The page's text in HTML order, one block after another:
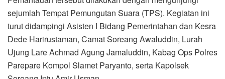
sejumlah Tempat Pemungutan Suara (TPS). Kegiatan ini
turut didampingi Asisten I Bidang Pemerintahan dan Kesra
Dede Harirustaman, Camat Soreang Awaluddin, Lurah
Ujung Lare Achmad Agung Jamaluddin, Kabag Ops Polres
Parepare Kompol Slamet Paryanto, serta Kapolsek